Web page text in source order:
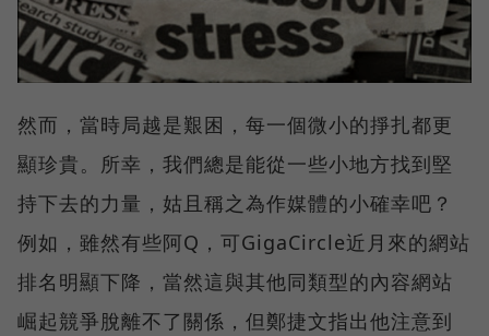
然而，當時局越是艱困，每一個微小的掙扎都更
顯珍貴。所幸，我們總是能從一些小地方找到堅
持下去的力量，姑且稱之為作媒體的小確幸吧？
例如，雖然有些阿Q，可GigaCircle近月來的網站
排名明顯下降，當然這與其他同類型的內容網站
崛起競爭脫離不了關係，但鄭捷文指出他注意到